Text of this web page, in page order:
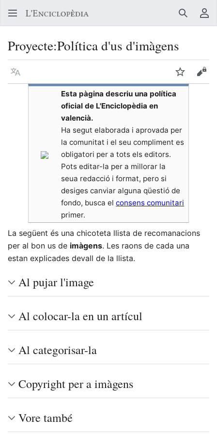
Buscar
Proyecte:Política d'us d'imàgens
Llegir en un atre idioma Vigilar
Esta pàgina descriu una política
oficial de L'Enciclopèdia en
valencià.
Ha segut elaborada i aprovada per
la comunitat i el seu compliment es
obligatori per a tots els editors.
Pots editar-la per a millorar la
seua redacció i format, pero si
desiges canviar alguna qüestió de
fondo, busca elconsens comunitari
primer.
La següent és una chicoteta llista de recomanacions
per al bon us de imàgens. Les raons de cada una
estan explicades devall de la llista.
Al pujar l'image
Al colocar-la en un artícul
Al categorisar-la
Copyright per a imàgens
Vore també